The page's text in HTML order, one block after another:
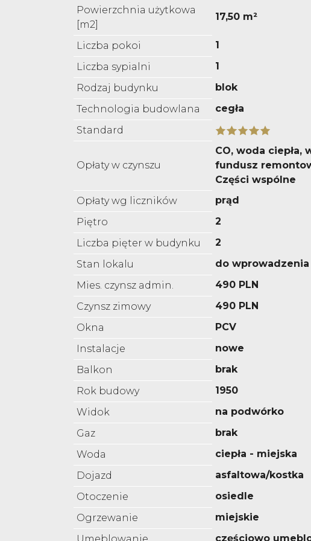
Powierzchnia użytkowa
[m2]
17,50 m²
Liczba pokoi
1
Liczba sypialni
1
Rodzaj budynku
blok
Technologia budowlana
cegła
Standard
Opłaty w czynszu
CO, woda ciepła,
fundusz
Części wspólne
Opłaty wg liczników
prąd
Piętro
2
Liczba pięter w budynku
2
Stan lokalu
do wprowadzenia
Mies. czynsz admin.
490 PLN
Czynsz zimowy
490 PLN
Okna
PCV
Instalacje
nowe
Balkon
brak
Rok budowy
1950
Widok
na podwórko
Gaz
brak
Woda
ciepła - miejska
Dojazd
asfaltowa/kostka
Otoczenie
osiedle
Ogrzewanie
miejskie
częściowo